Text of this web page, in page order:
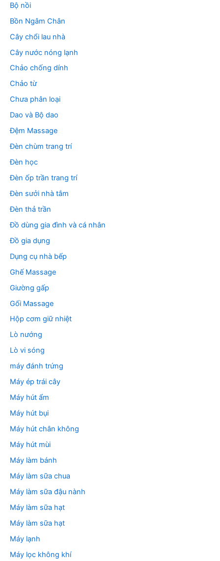
Bộ nồi
Bồn Ngâm Chân
Cây chổi lau nhà
Cây nước nóng lạnh
Chảo chống dính
Chảo từ
Chưa phân loại
Dao và Bộ dao
Đệm Massage
Đèn chùm trang trí
Đèn học
Đèn ốp trần trang trí
Đèn sưởi nhà tắm
Đèn thả trần
Đồ dùng gia đình và cá nhân
Đồ gia dụng
Dụng cụ nhà bếp
Ghế Massage
Giường gấp
Gối Massage
Hộp cơm giữ nhiệt
Lò nướng
Lò vi sóng
máy đánh trứng
Máy ép trái cây
Máy hút ẩm
Máy hút bụi
Máy hút chân không
Máy hút mùi
Máy làm bánh
Máy làm sữa chua
Máy làm sữa đậu nành
Máy làm sữa hạt
Máy làm sữa hạt
Máy lạnh
Máy lọc không khí